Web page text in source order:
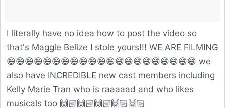
I literally have no idea how to post the video so
that's Maggie Belize I stole yours!!! WE ARE FILMING
😄😄😄😄😄😄😄😄😄😄😄😄😄😄😄😄😄😄😄😄😄 we
also have INCREDIBLE new cast members including
Kelly Marie Tran who is raaaaad and who likes
musicals too 🙌🏻🙌🏻🙌🏻🙌🏻🙌🏻